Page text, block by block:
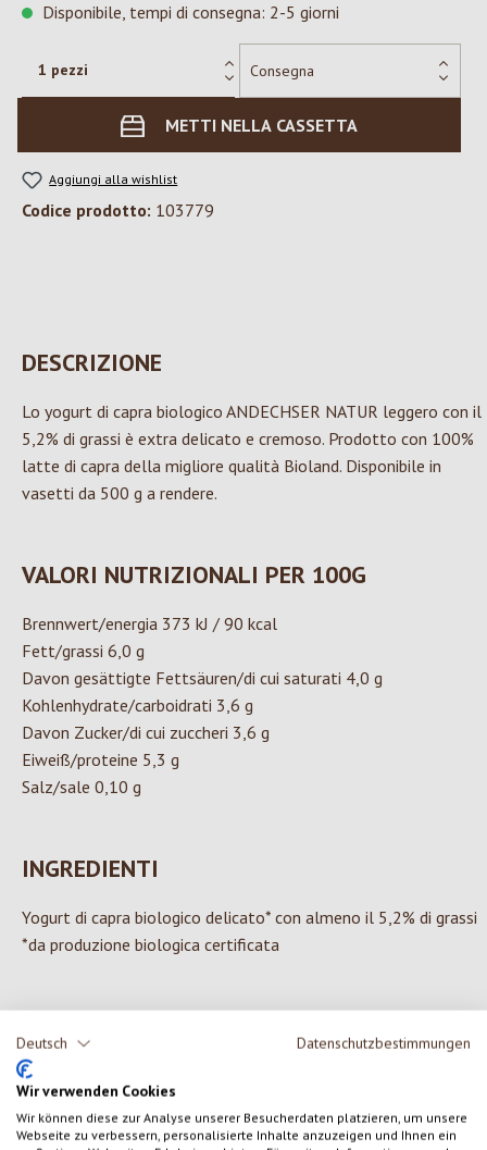
Deutsch Datenschutzbestimmungen
Wir verwenden Cookies
Wir können diese zur Analyse unserer Besucherdaten platzieren, um unsere
Webseite zu verbessern, personalisierte Inhalte anzuzeigen und Ihnen ein
Disponibile, tempi di consegna: 2-5 giorni
METTI NELLA CASSETTA
Aggiungi alla wishlist
Codice prodotto: 103779
DESCRIZIONE
Lo yogurt di capra biologico ANDECHSER NATUR leggero con il
5,2% di grassi è extra delicato e cremoso. Prodotto con 100%
latte di capra della migliore qualità Bioland. Disponibile in
vasetti da 500 g a rendere.
VALORI NUTRIZIONALI PER 100G
Brennwert/energia 373 kJ / 90 kcal
Fett/grassi 6,0 g
Davon gesättigte Fettsäuren/di cui saturati 4,0 g
Kohlenhydrate/carboidrati 3,6 g
Davon Zucker/di cui zuccheri 3,6 g
Eiweiß/proteine 5,3 g
Salz/sale 0,10 g
INGREDIENTI
Yogurt di capra biologico delicato* con almeno il 5,2% di grassi
*da produzione biologica certificata
0 di 0 valutazioni
Valutazione media di 0 su 5 stelle
Formula una valutazione!